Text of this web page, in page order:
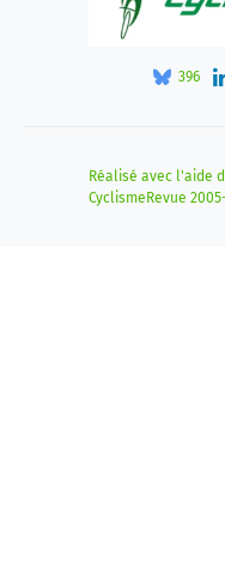
396
Réalisé avec l'aide
CyclismeRevue